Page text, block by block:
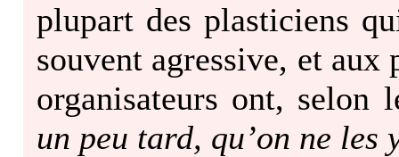
plupart des plasticiens
souvent agressive, et aux
organisateurs ont,
un peu tard, qu’on ne les